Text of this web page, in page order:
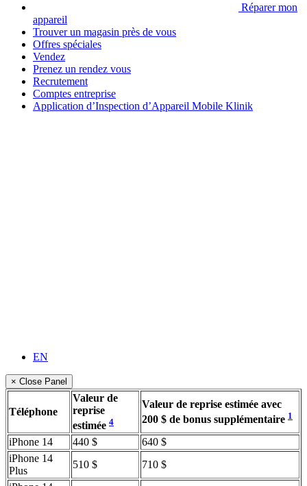
Réparer mon
appareil
Trouver un magasin près de vous
Offres spéciales
Vendez
Prenez un rendez vous
Recrutement
Comptes entreprise
Application d’Inspection d’Appareil Mobile Klinik
EN
× Close Panel
Téléphone
Valeur de
reprise
estimée 4
Valeur de reprise estimée avec
200 $ de bonus supplémentaire 1
iPhone 14 440 $
640 $
iPhone 14
Plus
510 $
710 $